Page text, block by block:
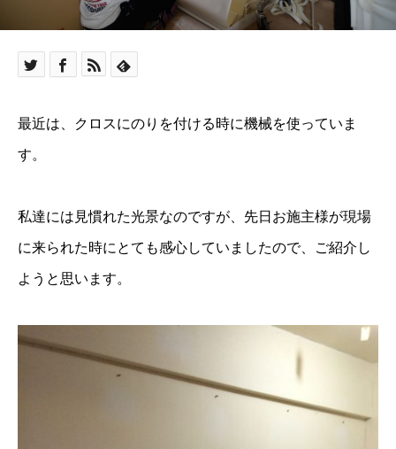
最近は、クロスにのりを付ける時に機械を使っていま
す。
私達には見慣れた光景なのですが、先日お施主様が現場
に来られた時にとても感心していましたので、ご紹介し
ようと思います。